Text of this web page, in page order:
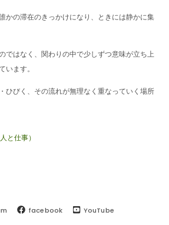
かの滞在のきっかけになり、ときには静かに集
ではなく、関わりの中で少しずつ意味が立ち上
います。
ひびく、その流れが無理なく重なっていく場所
と仕事）
facebook YouTube